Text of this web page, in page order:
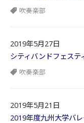
吹奏楽部
2019年5月27日
シティバンドフェステ
吹奏楽部
2019年5月21日
2019年度九州大学バ